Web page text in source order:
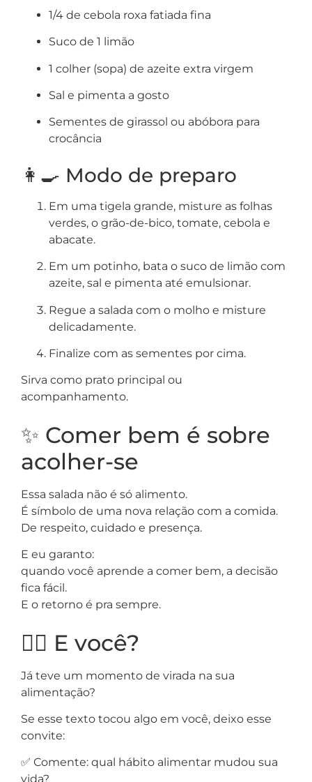
1/4 de cebola roxa fatiada fina
Suco de 1 limão
1 colher (sopa) de azeite extra virgem
Sal e pimenta a gosto
Sementes de girassol ou abóbora para
crocância
👩‍🍳 Modo de preparo
Em uma tigela grande, misture as folhas
verdes, o grão-de-bico, tomate, cebola e
abacate.
Em um potinho, bata o suco de limão com
azeite, sal e pimenta até emulsionar.
Regue a salada com o molho e misture
delicadamente.
Finalize com as sementes por cima.
Sirva como prato principal ou
acompanhamento.
✨ Comer bem é sobre
acolher-se
Essa salada não é só alimento.
É símbolo de uma nova relação com a comida.
De respeito, cuidado e presença.
E eu garanto:
quando você aprende a comer bem, a decisão
fica fácil.
E o retorno é pra sempre.
🙋‍♀️ E você?
Já teve um momento de virada na sua
alimentação?
Se esse texto tocou algo em você, deixo esse
convite:
✅ Comente: qual hábito alimentar mudou sua
vida?